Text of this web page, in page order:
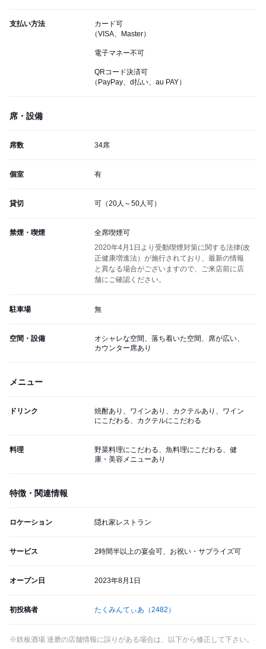
支払い方法
カード可
（VISA、Master）
電子マネー不可
QRコード決済可
（PayPay、d払い、au PAY）
席・設備
席数 34席
個室 有
貸切 可（20人～50人可）
禁煙・喫煙
全席喫煙可
2020年4月1日より受動喫煙対策に関する法律(改
正健康増進法）が施行されており、最新の情報
と異なる場合がございますので、ご来店前に店
舗にご確認ください。
駐車場 無
空間・設備
オシャレな空間、落ち着いた空間、席が広い、
カウンター席あり
メニュー
ドリンク
焼酎あり、ワインあり、カクテルあり、ワイン
にこだわる、カクテルにこだわる
料理
野菜料理にこだわる、魚料理にこだわる、健
康・美容メニューあり
特徴・関連情報
ロケーション 隠れ家レストラン
サービス 2時間半以上の宴会可、お祝い・サプライズ可
オープン日 2023年8月1日
初投稿者 たくみんてぃあ （2482）
※鉄板酒場 達磨の店舗情報に誤りがある場合は、以下から修正して下さい。